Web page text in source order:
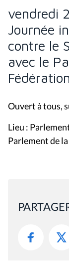
vendredi
Journée
contre le
avec le
Ouvert à tous,
Lieu :
Parlement de